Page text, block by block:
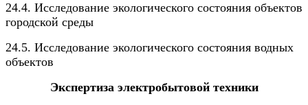
24.4. Исследование экологического состояния объектов
городской среды
24.5. Исследование экологического состояния водных
объектов
Экспертиза электробытовой техники